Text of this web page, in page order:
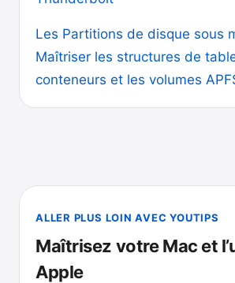
Les Partitions de disque sous
Maîtriser les structures de
conteneurs et les volumes
ALLER PLUS LOIN AVEC YOUTIPS
Maîtrisez votre Mac et
Apple